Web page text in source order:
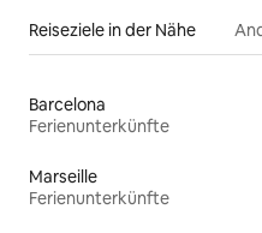
Reiseziele in der Nähe
Barcelona
Ferienunterkünfte
Marseille
Ferienunterkünfte